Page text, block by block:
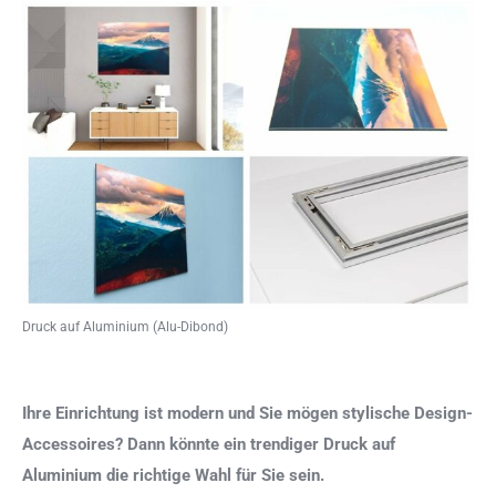
Druck auf Aluminium (Alu-Dibond)
Ihre Einrichtung ist modern und Sie mögen stylische Design-
Accessoires? Dann könnte ein trendiger Druck auf
Aluminium die richtige Wahl für Sie sein.